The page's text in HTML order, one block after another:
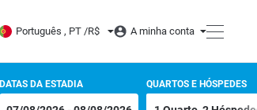
Português , PT /R$ A minha conta
DATAS DA ESTADIA QUARTOS E HÓSPEDES